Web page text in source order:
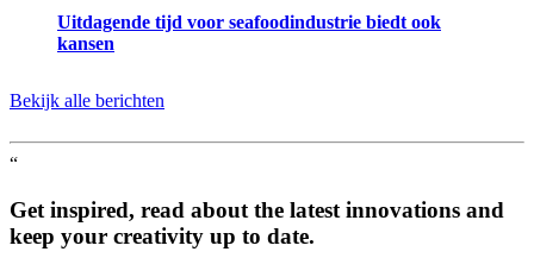
Uitdagende tijd voor seafoodindustrie biedt ook
kansen
Bekijk alle berichten
“
Get inspired, read about the latest innovations and
keep your creativity up to date.